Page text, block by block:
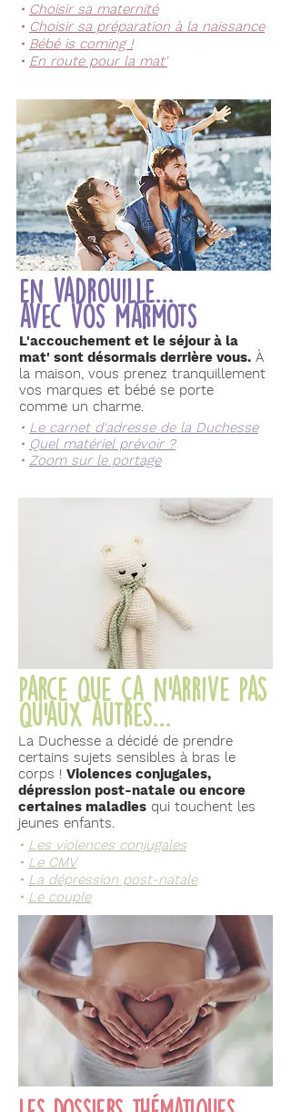
• Choisir sa maternité
• Choisir sa préparation à la naissance
• Bébé is coming !
• En route pour la mat'
en vadrouille...
avec vos marmots
L'accouchement et le séjour à la
mat' sont désormais derrière vous. À
la maison, vous prenez tranquillement
vos marques et bébé se porte
comme un charme.
• Le carnet d'adresse de la Duchesse
• Quel matériel prévoir ?
• Zoom sur le portage
parce que ça n'arrive pas
qu'aux autres...
La Duchesse a décidé de prendre
certains sujets sensibles à bras le
corps ! Violences conjugales,
dépression post-natale ou encore
certaines maladies qui touchent les
jeunes enfants.
• Les violences conjugales
• Le CMV
• La dépression post-natale
• Le couple